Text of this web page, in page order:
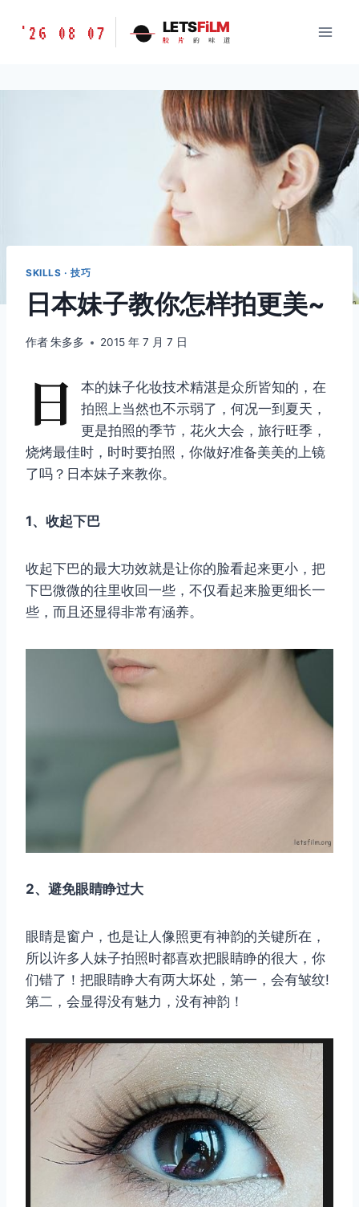
胶
味
'26 08 07 LETSFiLM
胶 片 的 味 道
SKILLS · 技巧
日本妹子教你怎样拍更美~
作者朱多多 2015 年 7 月 7 日
日
本的妹子化妆技术精湛是众所皆知的，在
拍照上当然也不示弱了，何况一到夏天，
更是拍照的季节，花火大会，旅行旺季，
烧烤最佳时，时时要拍照，你做好准备美美的上镜
了吗？日本妹子来教你。
1、收起下巴
收起下巴的最大功效就是让你的脸看起来更小，把
下巴微微的往里收回一些，不仅看起来脸更细长一
些，而且还显得非常有涵养。
2、避免眼睛睁过大
眼睛是窗户，也是让人像照更有神韵的关键所在，
所以许多人妹子拍照时都喜欢把眼睛睁的很大，你
们错了！把眼睛睁大有两大坏处，第一，会有皱纹!
第二，会显得没有魅力，没有神韵！